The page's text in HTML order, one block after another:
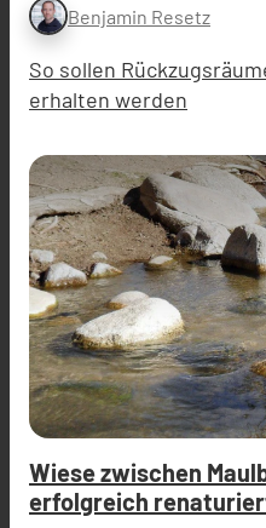
Benjamin Resetz
So sollen
erhalten werden
Wiese zwischen
erfolgreich